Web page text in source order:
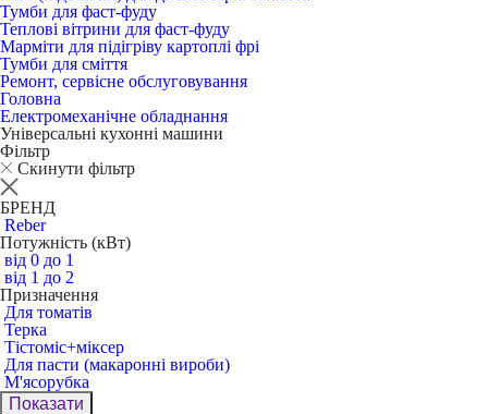
Тумби для фаст-фуду
Теплові вітрини для фаст-фуду
Марміти для підігріву картоплі фрі
Тумби для сміття
Ремонт, сервісне обслуговування
Головна
Електромеханічне обладнання
Універсальні кухонні машини
Фільтр
Скинути фільтр
БРЕНД
Reber
Потужність (кВт)
від 0 до 1
від 1 до 2
Призначення
Для томатів
Терка
Тістоміс+міксер
Для пасти (макаронні вироби)
М'ясорубка
Показати